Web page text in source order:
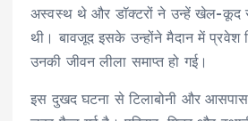
अस्वस्थ थे और डॉक्टरों ने उन्हें खेल-कूद
थी। बावजूद इसके उन्होंने मैदान में
उनकी जीवन लीला समाप्त हो गई।
इस दुखद घटना से टिलाबोनी और